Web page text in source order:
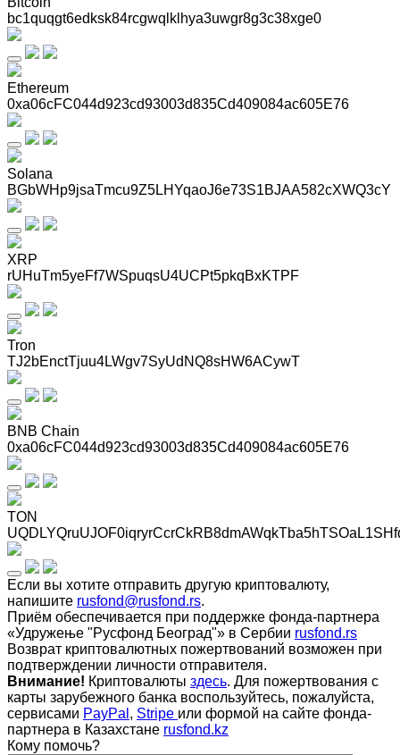
bc1quqgt6edksk84rcgwqlklhya3uwgr8g3c38xge0
Ethereum
0xa06cFC044d923cd93003d835Cd409084ac605E76
Solana
BGbWHp9jsaTmcu9Z5LHYqaoJ6e73S1BJAA582cXWQ3cY
XRP
rUHuTm5yeFf7WSpuqsU4UCPt5pkqBxKTPF
Tron
TJ2bEnctTjuu4LWgv7SyUdNQ8sHW6ACywT
BNB Chain
0xa06cFC044d923cd93003d835Cd409084ac605E76
TON
Если вы хотите отправить другую криптовалюту,
напишите rusfond@rusfond.rs.
Приём обеспечивается при поддержке фонда-партнера
«Удружење "Русфонд Београд"» в Сербии rusfond.rs
Возврат криптовалютных пожертвований возможен при
подтверждении личности отправителя.
Внимание! Криптовалюты здесь. Для пожертвования с
карты зарубежного банка воспользуйтесь, пожалуйста,
сервисами PayPal , Stripe или формой на сайте фонда-
партнера в Казахстане rusfond.kz
Кому помочь?